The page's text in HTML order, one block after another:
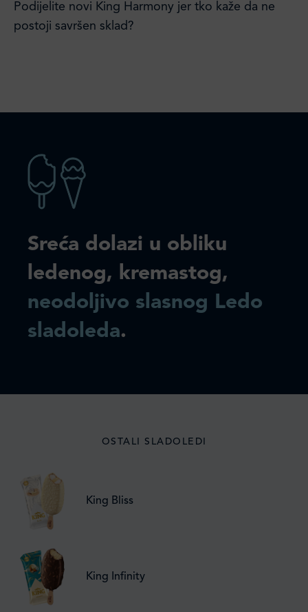
Podijelite novi King Harmony jer tko kaže da ne
postoji savršen sklad?
Sreća dolazi u obliku
ledenog, kremastog,
neodoljivo slasnog Ledo
sladoleda.
OSTALI SLADOLEDI
King Bliss
King Infinity